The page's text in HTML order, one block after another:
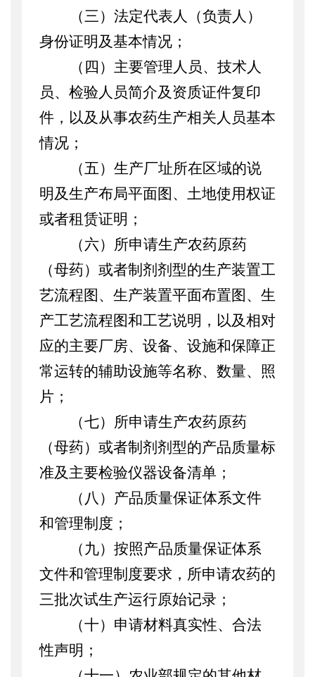
（三）法定代表人（负责人）
身份证明及基本情况；
（四）主要管理人员、 技术人
员、检验人员简介及资质证件复印
件，以及 从事农药生产相关人员基本
情况；
（五）生产厂址所在区域的说
明及生产布局平面图、土地使用权证
或者租赁证明；
（六）所申请生产农药原药
（母药）或者制剂剂型的生产装置工
艺流程图、生产装置平面布置图、生
产工艺流程图和工艺说明，以及相对
应的主要厂房、设备、设施和保障正
常运转的辅助设施等名称、数量、照
片；
（七） 所申请生产农药原药
（母药）或者制剂剂型的产品质量标
准及 主要检验仪器设备清单；
（八）产品质量保证体系文件
和管理制度；
（九）按照产品质量保证体系
文件和管理制度要求，所申请农药的
三批次试生产运行原始记录；
（十） 申请材料真实性、合法
性声明；